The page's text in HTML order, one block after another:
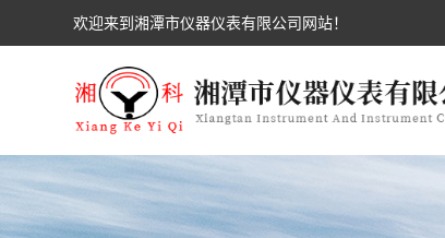
欢迎来到湘潭市仪器仪表有限公司网站！